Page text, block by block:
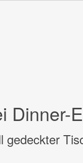
Dinner-
gedeckter